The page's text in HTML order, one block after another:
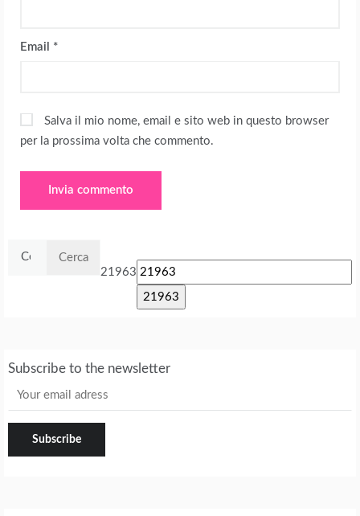
Email *
Salva il mio nome, email e sito web in questo browser
per la prossima volta che commento.
21963
Subscribe to the newsletter